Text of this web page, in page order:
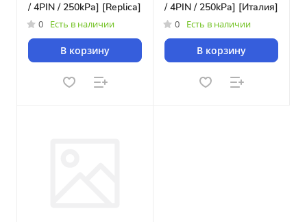
/ 4PIN / 250kPa] [Replica]
0 Есть в наличии
В корзину
/ 4PIN / 250kPa] [Италия]
0 Есть в наличии
В корзину